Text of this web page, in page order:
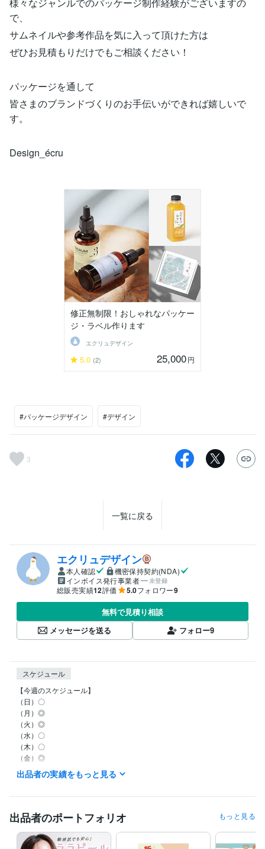
で、
サムネイルや参考作品を気に入って頂けた方は
ぜひお見積もりだけでもご相談ください！
パッケージを通して
皆さまのブランドづくりのお手伝いができれば嬉しいで
す。
Design_écru
修正無制限！おしゃれなパッケー
ジ・ラベル作ります
エクリュデザイン
5.0 (2) 25,000円
#パッケージデザイン #デザイン
3
一覧に戻る
エクリュデザイン
本人確認
機密保持契約(NDA)
インボイス発行事業者
未登録
総販売実績12評価 5.0フォロワー9
無料で見積り相談
メッセージを送る
フォロー9
スケジュール
【今週のスケジュール】
（日）〇
（月）◎
（火）◎
（水）〇
（木）〇
（金）◎
（土）◎
×:作業・メッセージともに不可
経験職種
デザイナー / グラフィックデザイナー 経験年数 : 5年
出品者の実績をもっと見る
出品者のポートフォリオ もっと見る